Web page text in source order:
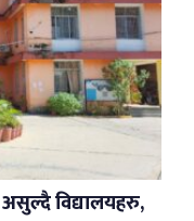
असुल्दै विद्यालयहरु,